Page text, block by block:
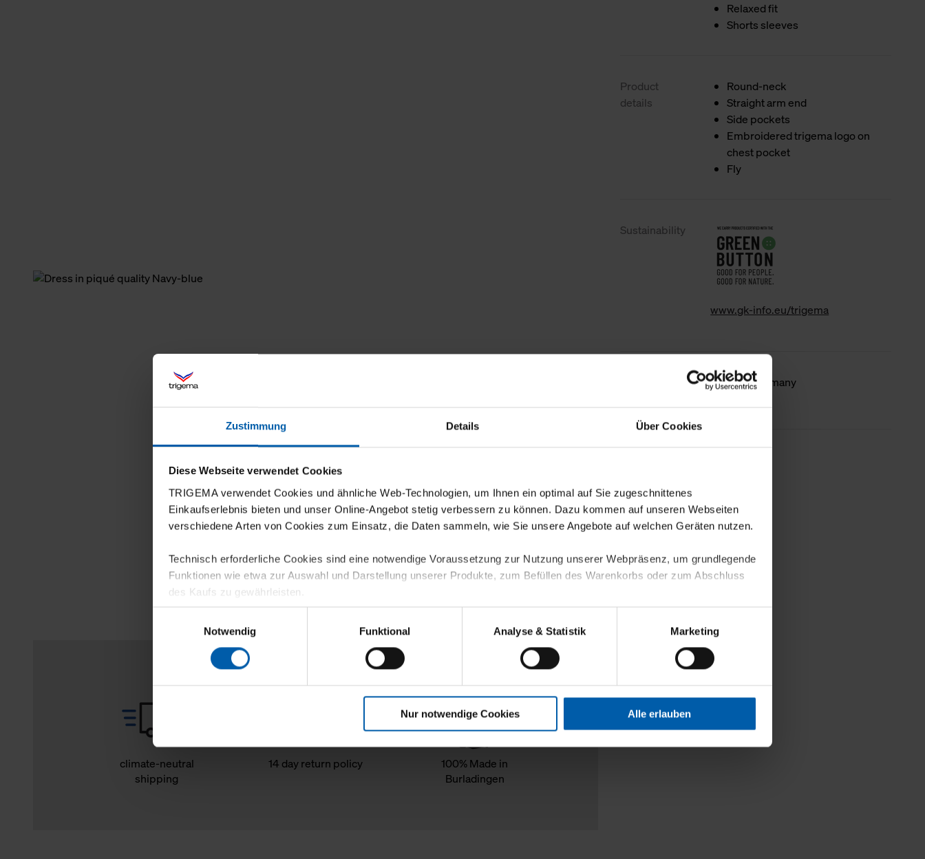
Zustimmung Details Über Cookies
Diese Webseite verwendet Cookies
TRIGEMA verwendet Cookies und ähnliche Web-Technologien, um Ihnen ein optimal auf Sie zugeschnittenes
Einkaufserlebnis bieten und unser Online-Angebot stetig verbessern zu können. Dazu kommen auf unseren Webseiten
verschiedene Arten von Cookies zum Einsatz, die Daten sammeln, wie Sie unsere Angebote auf welchen Geräten nutzen.
Technisch erforderliche Cookies sind eine notwendige Voraussetzung zur Nutzung unserer Webpräsenz, um grundlegende
Funktionen wie etwa zur Auswahl und Darstellung unserer Produkte, zum Befüllen des Warenkorbs oder zum Abschluss
des Kaufs zu gewährleisten.
Für die Darstellung personalisierter Angebote, Anzeigen und Inhalte aufgrund Ihres Nutzerverhaltens und Ihres Profils
sowie für Marketing-, Statistik- und Tracking-Zwecke zur Analyse und Optimierung unserer Webpräsenz speichern wir
personenbezogene Informationen. Diese übermitteln wir in anonymisierter Form an Dritte wie etwa unsere
Klicken Sie auf "Alle erlauben", damit wir alle Cookies und Web-Technologien für Ihr personalisiertes Einkaufserlebnis
verwenden dürfen. Über die jeweiligen Schaltflächen können Sie die Arten der Cookies selbst festlegen, die Sie erlauben
Notwendig
Funktional Analyse & Statistik Marketing
Nur notwendige Cookies Alle erlauben
climate-neutral
shipping
14 day return policy
100% Made in
Burladingen
Relaxed fit
Shorts sleeves
Product
details
Round-neck
Straight arm end
Side pockets
Embroidered trigema logo on
chest pocket
Fly
Sustainability
www.gk-info.eu/trigema
Made in Germany